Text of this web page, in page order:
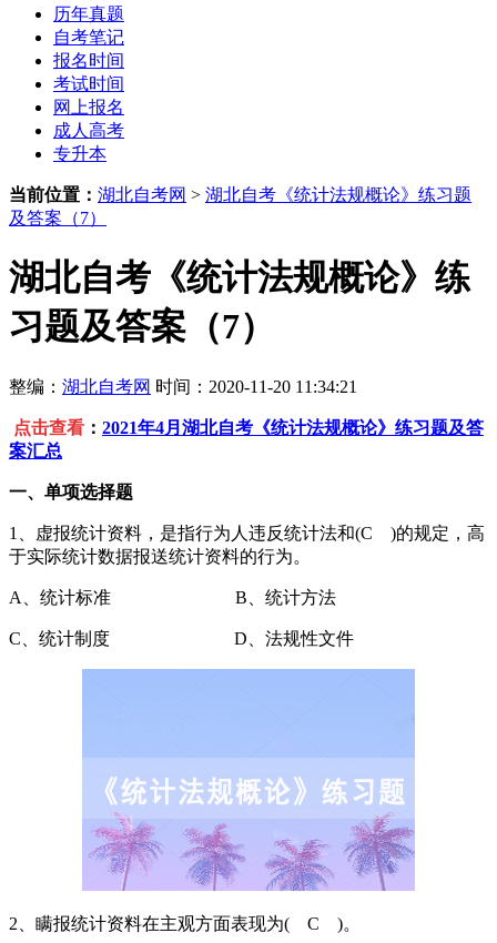
历年真题
自考笔记
报名时间
考试时间
网上报名
成人高考
专升本
当前位置： 湖北自考网 > 湖北自考《统计法规概论》练习题
及答案（7）
湖北自考《统计法规概论》练
习题及答案（7）
整编： 湖北自考网 时间：2020-11-20 11:34:21
点击查看 ： 2021年4月湖北自考《统计法规概论》练习题及答
案汇总
一、单项选择题
1、虚报统计资料，是指行为人违反统计法和(C )的规定，高
于实际统计数据报送统计资料的行为。
A、统计标准 B、统计方法
C、统计制度 D、法规性文件
2、瞒报统计资料在主观方面表现为( C )。